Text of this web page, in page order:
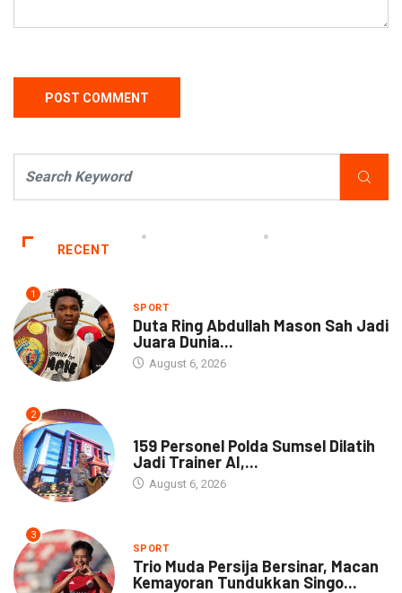
RECENT
1
SPORT
Duta Ring Abdullah Mason Sah Jadi
Juara Dunia...
August 6, 2026
2
159 Personel Polda Sumsel Dilatih
Jadi Trainer AI,...
August 6, 2026
3
SPORT
Trio Muda Persija Bersinar, Macan
Kemayoran Tundukkan Singo...